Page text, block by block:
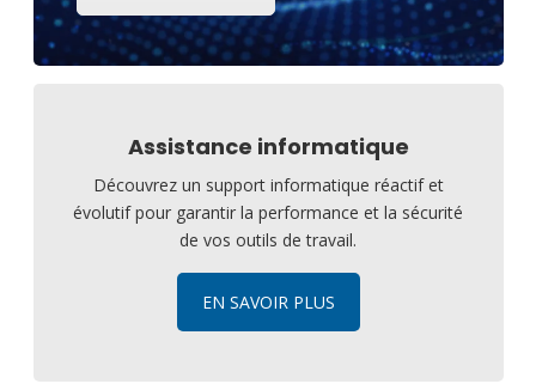
Assistance informatique
Découvrez un support informatique réactif et
évolutif pour garantir la performance et la sécurité
de vos outils de travail.
EN SAVOIR PLUS